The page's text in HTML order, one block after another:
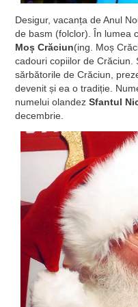
Desigur, vacanța de Anul
de basm (folclor). În lumea
Moș Crăciun(ing. Moș
cadouri copiilor de Crăciun.
sărbătorile de Crăciun,
devenit și ea o tradiție.
numelui olandez Sfantul
decembrie.